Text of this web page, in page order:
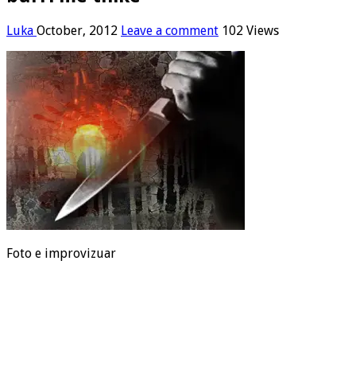
Luka October, 2012 Leave a comment 102 Views
Foto e improvizuar